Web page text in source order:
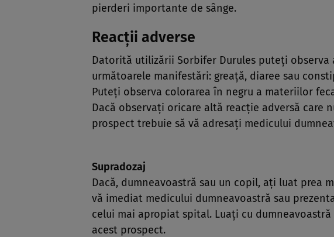
pierderi importante de sânge.
Reacţii adverse
Datorită utilizării Sorbifer Durules puteţi
următoarele manifestări: greaţă, diaree sau
Puteţi observa colorarea în negru a materiilor
Dacă observaţi oricare altă reacţie adversă care
prospect trebuie să vă adresaţi medicului
Supradozaj
Dacă, dumneavoastră sau un copil, aţi luat prea
vă imediat medicului dumneavoastră sau
celui mai apropiat spital. Luaţi cu
acest prospect.